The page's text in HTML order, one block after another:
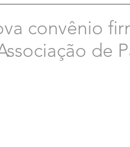
convênio
de